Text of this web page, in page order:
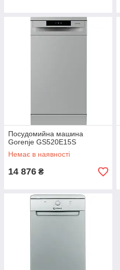
Посудомийна машина
Gorenje GS520E15S
Немає в наявності
14 876 ₴